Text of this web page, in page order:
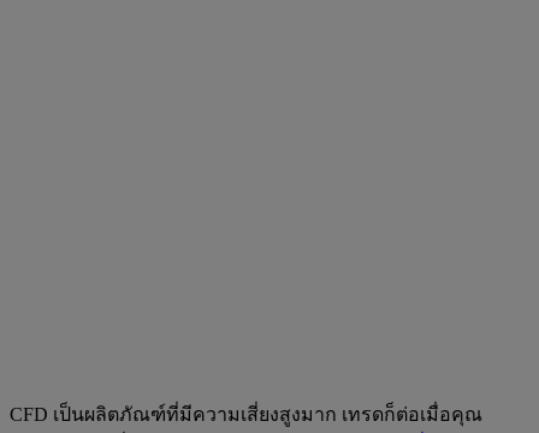
CFD เป็นผลิตภัณฑ์ที่มีความเสี่ยงสูงมาก เทรดก็ต่อเมื่อคุณ